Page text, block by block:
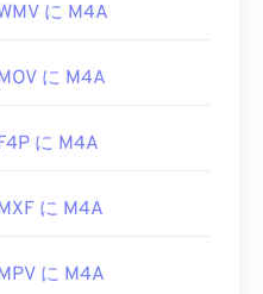
に M4A
に M4A
に M4A
に M4A
に M4A